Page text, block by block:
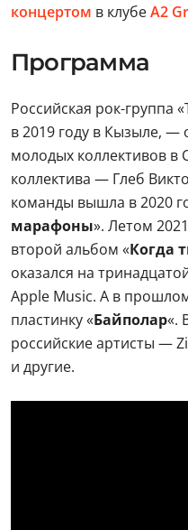
концертом в клубеA2
Программа
Российская рок-группа
в 2019 году в Кызыле,
молодых коллективов
коллектива — Глеб
команды вышла в 2020
марафоны». Летом
второй альбом «Когда
оказался на
Apple Music. А в
пластинку «Байполар«.
российские артисты —
и другие.